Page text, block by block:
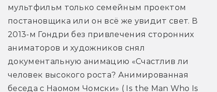
мультфильм только семейным проектом
постановщика или он всё же увидит свет. В
2013-м Гондри без привлечения сторонних
аниматоров и художников снял
документальную анимацию «Счастлив ли
человек высокого роста? Анимированная
беседа с Наомом Чомски» ( Is the Man Who Is